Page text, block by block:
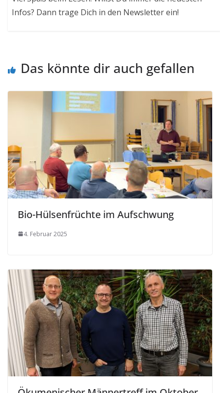
Infos? Dann trage Dich in den Newsletter ein!
Das könnte dir auch gefallen
Bio-Hülsenfrüchte im Aufschwung
4. Februar 2025